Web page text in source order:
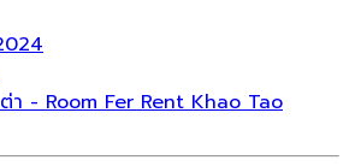
า - Room Fer Rent Khao Tao